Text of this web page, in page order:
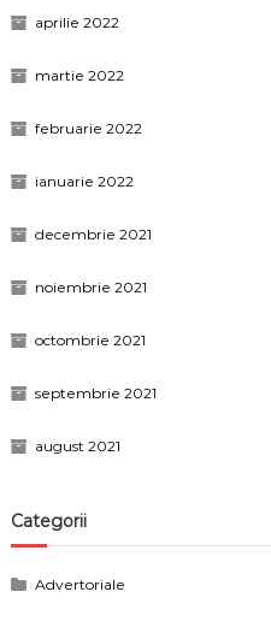
aprilie 2022
martie 2022
februarie 2022
ianuarie 2022
decembrie 2021
noiembrie 2021
octombrie 2021
septembrie 2021
august 2021
Categorii
Advertoriale